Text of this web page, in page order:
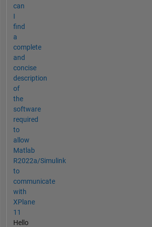
can
I
find
a
complete
and
concise
description
of
the
software
required
to
allow
Matlab
R2022a/Simulink
to
communicate
with
XPlane
11
Hello